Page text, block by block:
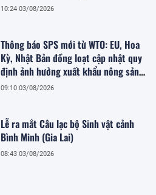
10:24 03/08/2026
Thông báo SPS mới từ WTO: EU, Hoa
Kỳ, Nhật Bản đồng loạt cập nhật quy
định ảnh hưởng xuất khẩu nông sản
Việt
09:10 03/08/2026
Lễ ra mắt Câu lạc bộ Sinh vật cảnh
Bình Minh (Gia Lai)
08:43 03/08/2026